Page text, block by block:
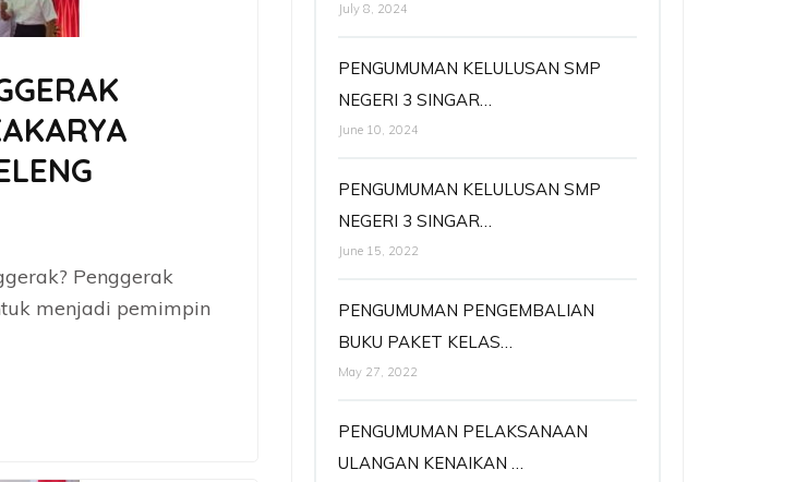
Penggerak
menjadi pemimpin
July 8, 2024
PENGUMUMAN KELULUSAN SMP
NEGERI 3 SINGAR…
June 10, 2024
PENGUMUMAN KELULUSAN SMP
NEGERI 3 SINGAR…
June 15, 2022
PENGUMUMAN PENGEMBALIAN
BUKU PAKET KELAS…
May 27, 2022
PENGUMUMAN PELAKSANAAN
ULANGAN KENAIKAN …